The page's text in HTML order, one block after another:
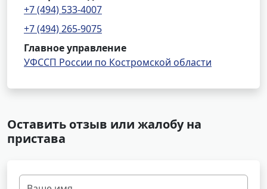
+7 (494) 533-4007
+7 (494) 265-9075
Главное управление
УФССП России по Костромской области
Оставить отзыв или жалобу на
пристава